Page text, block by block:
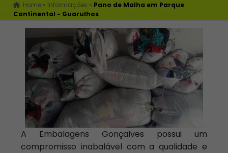
Home » Informações » Pano de Malha em Parque
Continental - Guarulhos
A Embalagens Gonçalves possui um
compromisso inabalável com a qualidade e